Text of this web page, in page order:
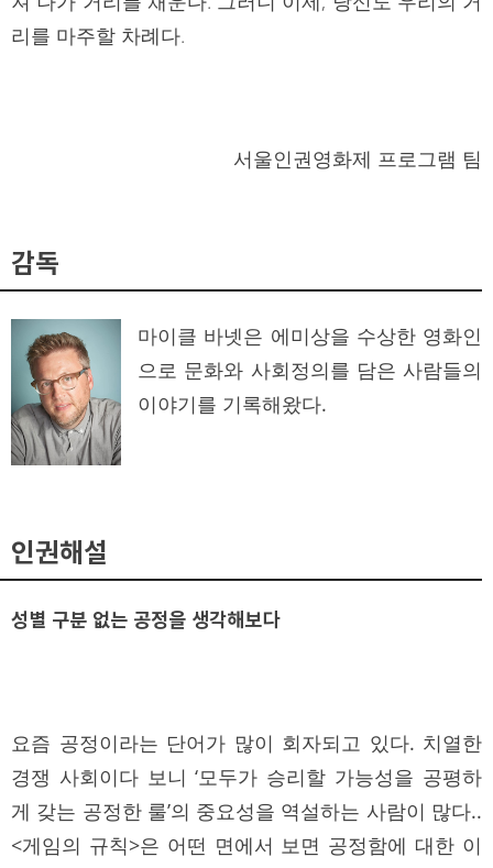
리를 마주할 차례다.
서울인권영화제 프로그램 팀
감독
마이클 바넷은 에미상을 수상한 영화인
으로 문화와 사회정의를 담은 사람들의
이야기를 기록해왔다.
인권해설
성별 구분 없는 공정을 생각해보다
요즘 공정이라는 단어가 많이 회자되고 있다. 치열한
경쟁 사회이다 보니 ‘모두가 승리할 가능성을 공평하
게 갖는 공정한 룰’의 중요성을 역설하는 사람이 많다..
<게임의 규칙>은 어떤 면에서 보면 공정함에 대한 이